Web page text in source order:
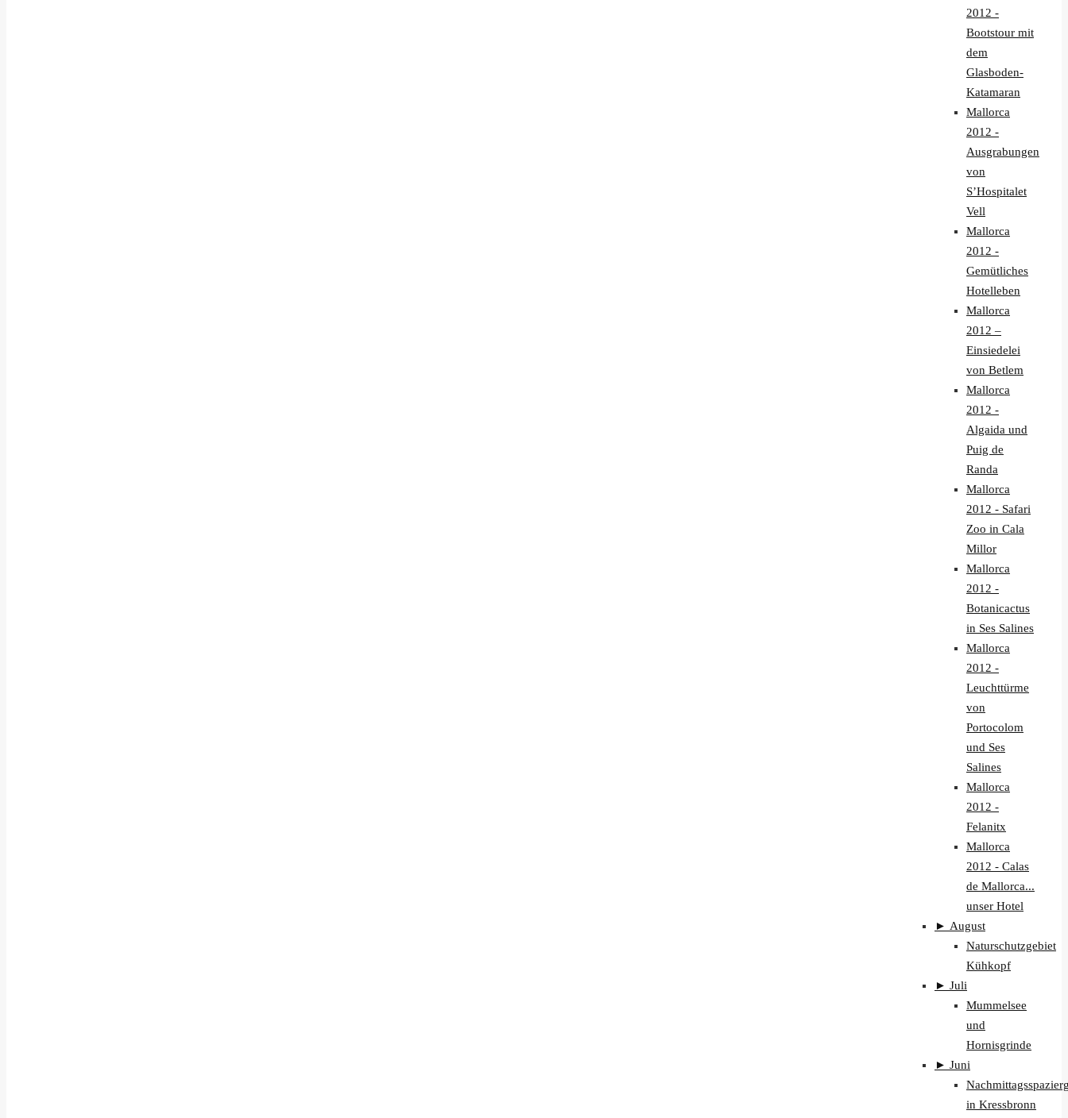
2012 -
Bootstour mit
dem
Glasboden-
Katamaran
Mallorca
2012 -
Ausgrabungen
von
S’Hospitalet
Vell
Mallorca
2012 -
Gemütliches
Hotelleben
Mallorca
2012 –
Einsiedelei
von Betlem
Mallorca
2012 -
Algaida und
Puig de
Randa
Mallorca
2012 - Safari
Zoo in Cala
Millor
Mallorca
2012 -
Botanicactus
in Ses Salines
Mallorca
2012 -
Leuchttürme
von
Portocolom
und Ses
Salines
Mallorca
2012 -
Felanitx
Mallorca
2012 - Calas
de Mallorca...
unser Hotel
► August
Naturschutzgebiet
Kühkopf
► Juli
Mummelsee
und
Hornisgrinde
► Juni
in Kressbronn